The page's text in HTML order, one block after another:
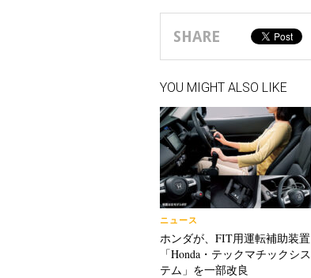
SHARE
YOU MIGHT ALSO LIKE
ニュース
ホンダが、FIT用運転補助装置
「Honda・テックマチックシス
テム」を一部改良